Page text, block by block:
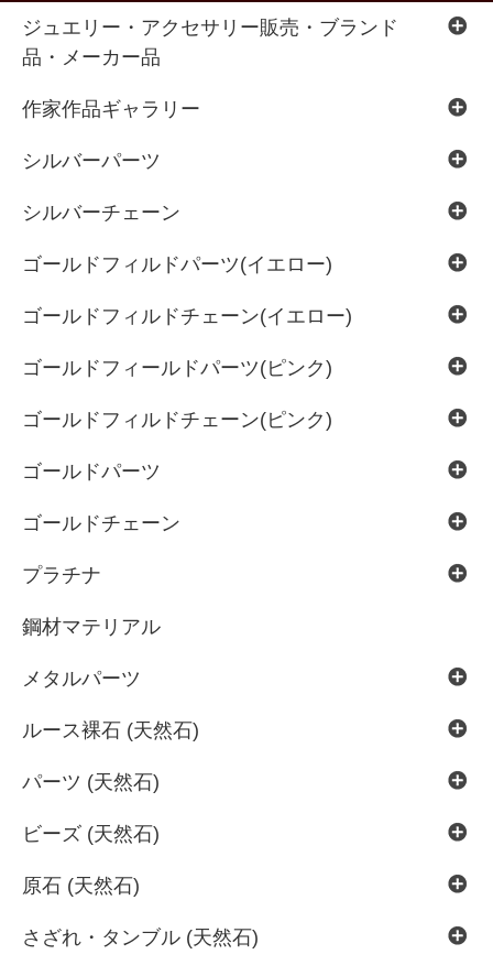
ジュエリー・アクセサリー販売・ブランド
品・メーカー品
作家作品ギャラリー
シルバーパーツ
シルバーチェーン
ゴールドフィルドパーツ(イエロー)
ゴールドフィルドチェーン(イエロー)
ゴールドフィールドパーツ(ピンク)
ゴールドフィルドチェーン(ピンク)
ゴールドパーツ
ゴールドチェーン
プラチナ
鋼材マテリアル
メタルパーツ
ルース裸石 (天然石)
パーツ (天然石)
ビーズ (天然石)
原石 (天然石)
さざれ・タンブル (天然石)